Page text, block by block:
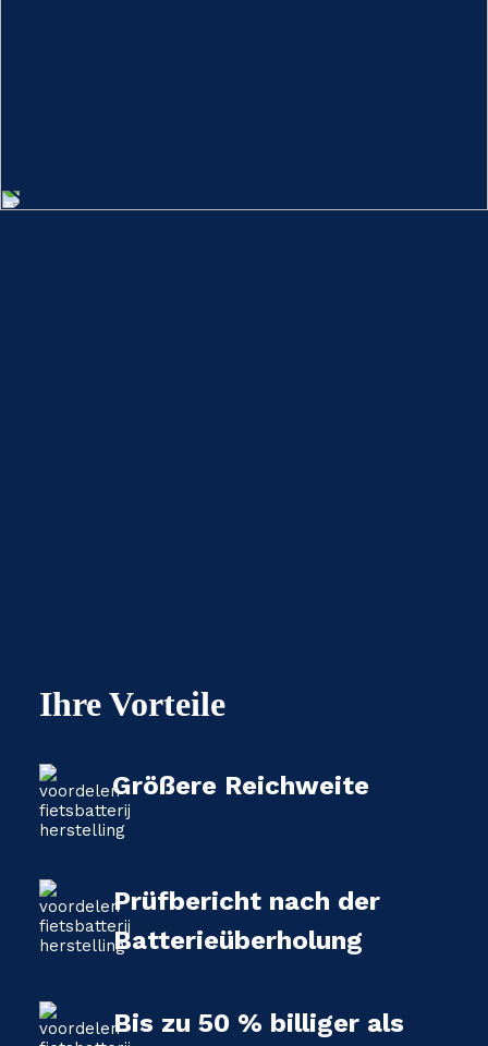
Ihre Vorteile
Größere Reichweite
Prüfbericht nach der
Batterieüberholung
Bis zu 50 % billiger als